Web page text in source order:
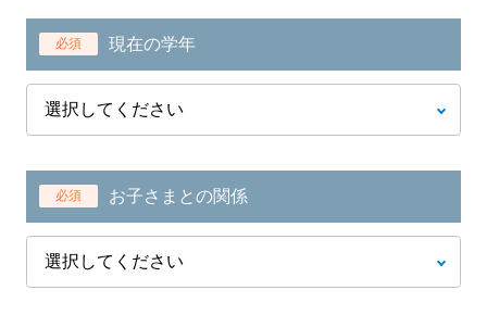
必須 現在の学年
必須 お子さまとの関係